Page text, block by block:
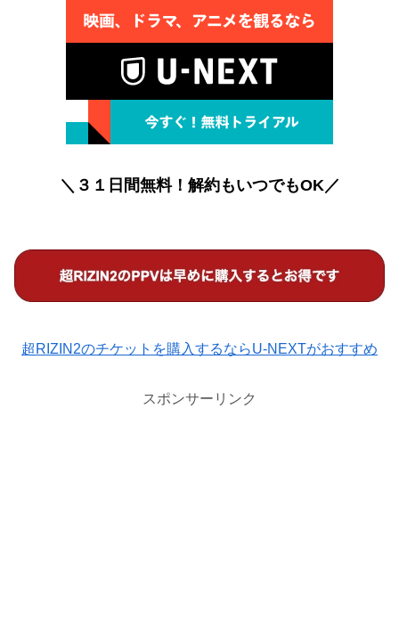
＼３１日間無料！解約もいつでもOK／
超RIZIN2のチケットを購入するならU-NEXTがおすすめ
スポンサーリンク